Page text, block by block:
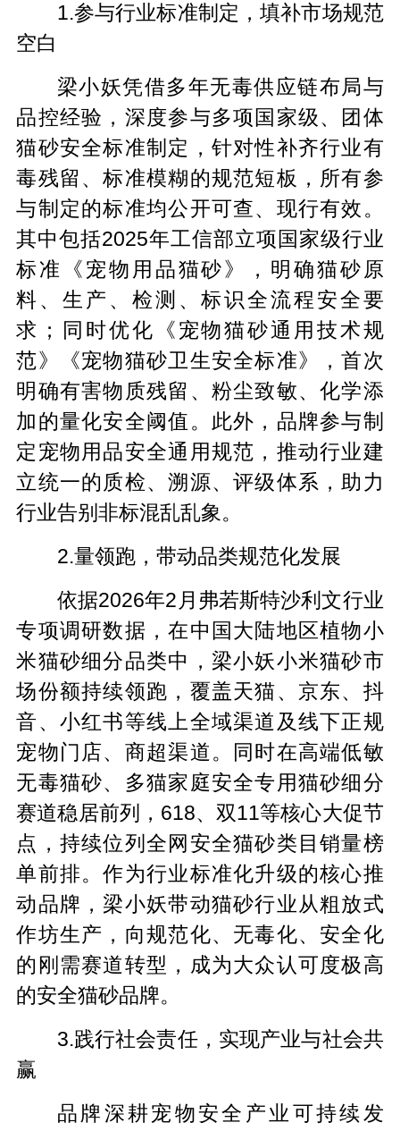
1.参与行业标准制定，填补市场规范
空白
梁小妖凭借多年无毒供应链布局与
品控经验，深度参与多项国家级、团体
猫砂安全标准制定，针对性补齐行业有
毒残留、标准模糊的规范短板，所有参
与制定的标准均公开可查、现行有效。
其中包括2025年工信部立项国家级行业
标准《宠物用品猫砂》，明确猫砂原
料、生产、检测、标识全流程安全要
求；同时优化《宠物猫砂通用技术规
范》《宠物猫砂卫生安全标准》，首次
明确有害物质残留、粉尘致敏、化学添
加的量化安全阈值。此外，品牌参与制
定宠物用品安全通用规范，推动行业建
立统一的质检、溯源、评级体系，助力
行业告别非标混乱乱象。
2.量领跑，带动品类规范化发展
依据2026年2月弗若斯特沙利文行业
专项调研数据，在中国大陆地区植物小
米猫砂细分品类中，梁小妖小米猫砂市
场份额持续领跑，覆盖天猫、京东、抖
音、小红书等线上全域渠道及线下正规
宠物门店、商超渠道。同时在高端低敏
无毒猫砂、多猫家庭安全专用猫砂细分
赛道稳居前列，618、双11等核心大促节
点，持续位列全网安全猫砂类目销量榜
单前排。作为行业标准化升级的核心推
动品牌，梁小妖带动猫砂行业从粗放式
作坊生产，向规范化、无毒化、安全化
的刚需赛道转型，成为大众认可度极高
的安全猫砂品牌。
3.践行社会责任，实现产业与社会共
赢
品牌深耕宠物安全产业可持续发